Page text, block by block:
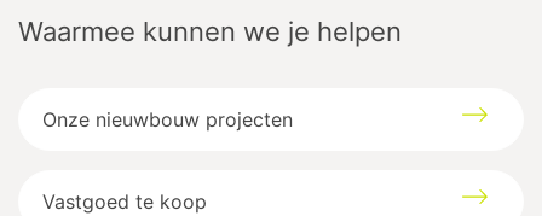
Google maps directions
Waarmee kunnen we je helpen
Onze nieuwbouw projecten
Vastgoed te koop